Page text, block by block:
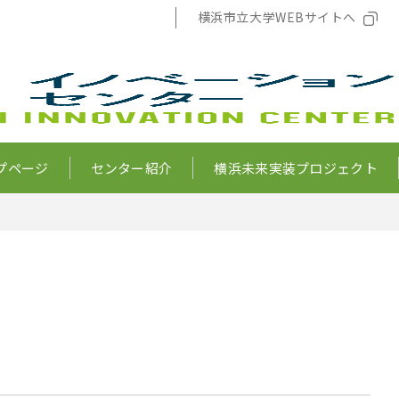
横浜市立大学WEBサイトへ
ページ センター紹介 横浜未来実装プロジェクト